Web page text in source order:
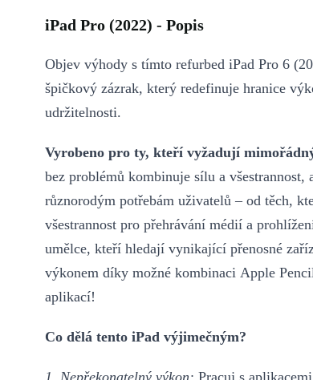
iPad Pro (2022) - Popis
Objev výhody s tímto refurbed iPad Pro 6
špičkový zázrak, který redefinuje hranice
udržitelnosti.
Vyrobeno pro ty, kteří vyžadují
bez problémů kombinuje sílu a všestrannost,
různorodým potřebám uživatelů – od těch,
všestrannost pro přehrávání médií a
umělce, kteří hledají vynikající přenosné
výkonem díky možné kombinaci Apple
aplikací!
Co dělá tento iPad výjimečným?